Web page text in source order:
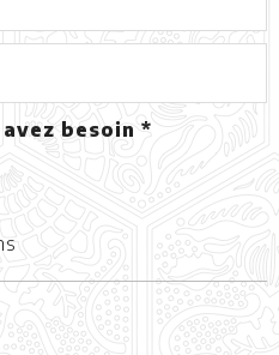
besoin *